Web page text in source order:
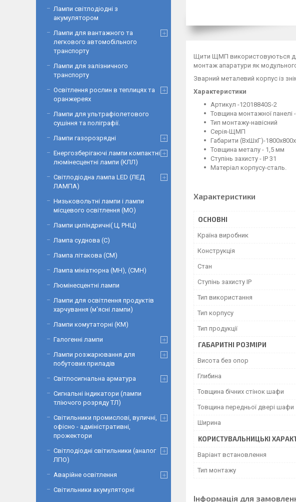
Щити ЩМП використовуються
монтаж апаратури як
Зварний металевий корпус із
Характеристики
Артикул -12018840S-2
Товщина монтажної панелі
Тип монтажу-навісний
Серія-ЩМП
Габарити (ВхШхГ)-
Товщина металу - 1,5 мм
Ступінь захисту - IP 31
Матеріал корпусу-сталь.
Характеристики
ОСНОВНІ
Країна виробник
Конструкція
Стан
Ступінь захисту IP
Тип використання
Тип корпусу
Тип продукції
ГАБАРИТНІ РОЗМІРИ
Висота без опор
Глибина
Товщина бічних стінок шафи
Товщина передньої двері шафи
Ширина
КОРИСТУВАЛЬНИЦЬКІ
Варіант встановлення
Тип монтажу
Інформація для
Лампи світлодіодні з
акумулятором
Лампи для вантажного та
легкового автомобільного
транспорту
Лампи для залізничного
транспорту
Освітлення рослин в теплицях та
оранжереях
Лампи для ультрафіолетового
сушіння та поліграфії.
Лампи газорозрядні
Енергозберігаючі лампи компактні
люмінесцентні лампи (КЛЛ)
Світлодіодна лампа LED (ЛЕД
ЛАМПА)
Низьковольтні лампи і лампи
місцевого освітлення (МО)
Лампи циліндричні( Ц, РНЦ)
Лампа суднова (С)
Лампа літакова (СМ)
Лампа мініатюрна (МН), (СМН)
Люмінесцентні лампи
Лампи для освітлення продуктів
харчування (м'ясні лампи)
Лампи комутаторні (КМ)
Галогенні лампи
Лампи розжарювання для
побутових приладів
Світлосигнальна арматура
Сигнальні індикатори (лампи
тліючого розряду ТЛ)
Світильники промислові, вуличні,
офісно - адміністративні,
прожектори
Світлодіодні світильники (аналог
ЛПО)
Аварійне освітлення
Світильники акумуляторні